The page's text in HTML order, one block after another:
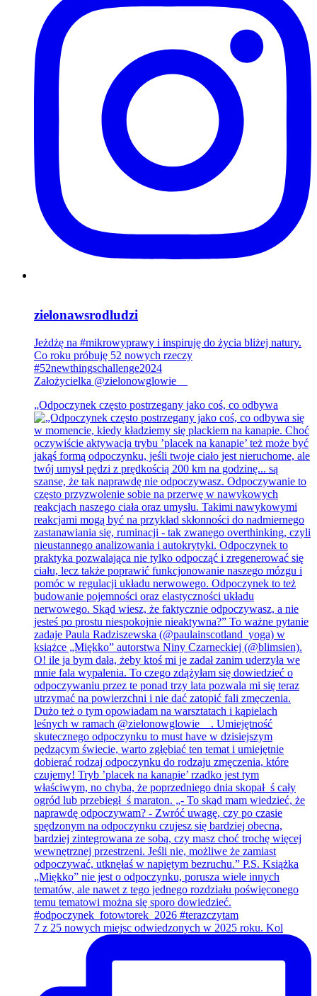
zielonawsrodludzi
Jeżdżę na #mikrowyprawy i inspiruję do życia bliżej natury.
Co roku próbuję 52 nowych rzeczy
#52newthingschallenge2024
Założycielka @zielonowglowie__
„Odpoczynek często postrzegany jako coś, co odbywa
7 z 25 nowych miejsc odwiedzonych w 2025 roku. Kol